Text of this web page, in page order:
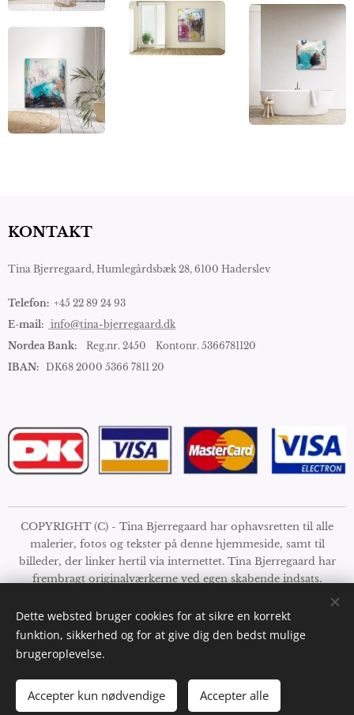
KONTAKT
Tina Bjerregaard, Humlegårdsbæk 28, 6100 Haderslev
Telefon: +45 22 89 24 93
E-mail: info@tina-bjerregaard.dk
Nordea Bank:
Reg.nr. 2450 Kontonr. 5366781120
IBAN: DK68 2000 5366 7811 20
COPYRIGHT (C) - Tina Bjerregaard har ophavsretten til alle
malerier, fotos og tekster på denne hjemmeside, samt til
billeder, der linker hertil via internettet. Tina Bjerregaard har
frembragt originalværkerne ved egen skabende indsats.
Værkerne er derfor beskyttet mod efterligning, reproduktion,
kopiering, seriefremstilling osv. af den danske ophavsretslov.
Ønsker du at gøre kommercielt brug af billeder eller dele heraf
fra sitet, bedes du kontakte Tina Bjerregaard +4522892483. Der
værker. Se mine handelsbetingelserher
Cookies
Dette websted bruger cookies for at sikre en korrekt
funktion, sikkerhed og for at give dig den bedst mulige
brugeroplevelse.
Accepter kun nødvendige Accepter alle